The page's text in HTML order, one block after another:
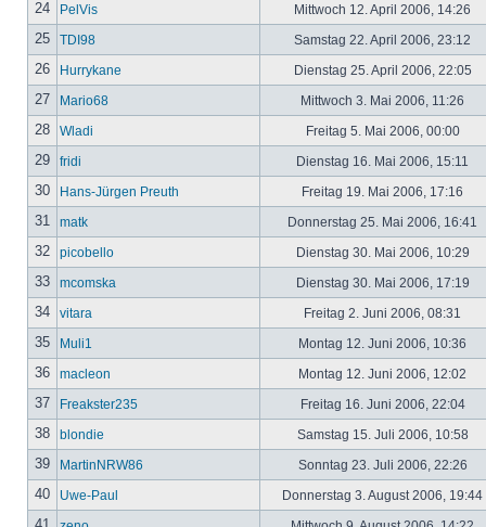
24 PelVis Mittwoch 12. April 2006, 14:26
25 TDI98 Samstag 22. April 2006, 23:12
26 Hurrykane Dienstag 25. April 2006, 22:05
27 Mario68 Mittwoch 3. Mai 2006, 11:26
28 Wladi Freitag 5. Mai 2006, 00:00
29 fridi Dienstag 16. Mai 2006, 15:11
30 Hans-Jürgen Preuth Freitag 19. Mai 2006, 17:16
31 matk Donnerstag 25. Mai 2006, 16:41
32 picobello Dienstag 30. Mai 2006, 10:29
33 mcomska Dienstag 30. Mai 2006, 17:19
34 vitara Freitag 2. Juni 2006, 08:31
35 Muli1 Montag 12. Juni 2006, 10:36
36 macleon Montag 12. Juni 2006, 12:02
37 Freakster235 Freitag 16. Juni 2006, 22:04
38 blondie Samstag 15. Juli 2006, 10:58
39 MartinNRW86 Sonntag 23. Juli 2006, 22:26
40 Uwe-Paul Donnerstag 3. August 2006, 19:44